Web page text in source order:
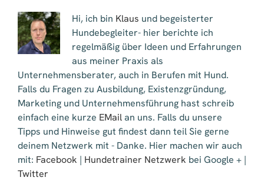
Hi, ich bin Klaus und begeisterter
Hundebegleiter- hier berichte ich
regelmäßig über Ideen und Erfahrungen
aus meiner Praxis als
Unternehmensberater, auch in Berufen mit Hund.
Falls du Fragen zu Ausbildung, Existenzgründung,
Marketing und Unternehmensführung hast schreib
einfach eine kurze EMailan uns. Falls du unsere
Tipps und Hinweise gut findest dann teil Sie gerne
deinem Netzwerk mit - Danke. Hier machen wir auch
mit: Facebook | Hundetrainer Netzwerk bei Google + |
Twitter